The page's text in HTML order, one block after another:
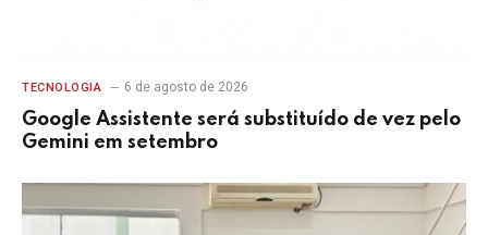
TECNOLOGIA 6 de agosto de 2026
Google Assistente será substituído de vez pelo
Gemini em setembro